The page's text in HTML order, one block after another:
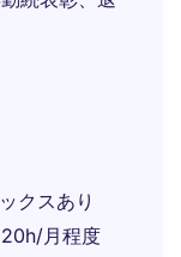
クスあり
月程度